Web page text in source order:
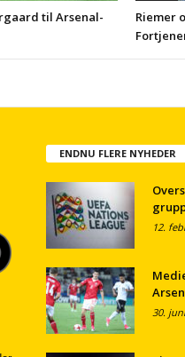
til Arsenal-
Riemer
ENDNU FLERE NYHEDER
12.
30.